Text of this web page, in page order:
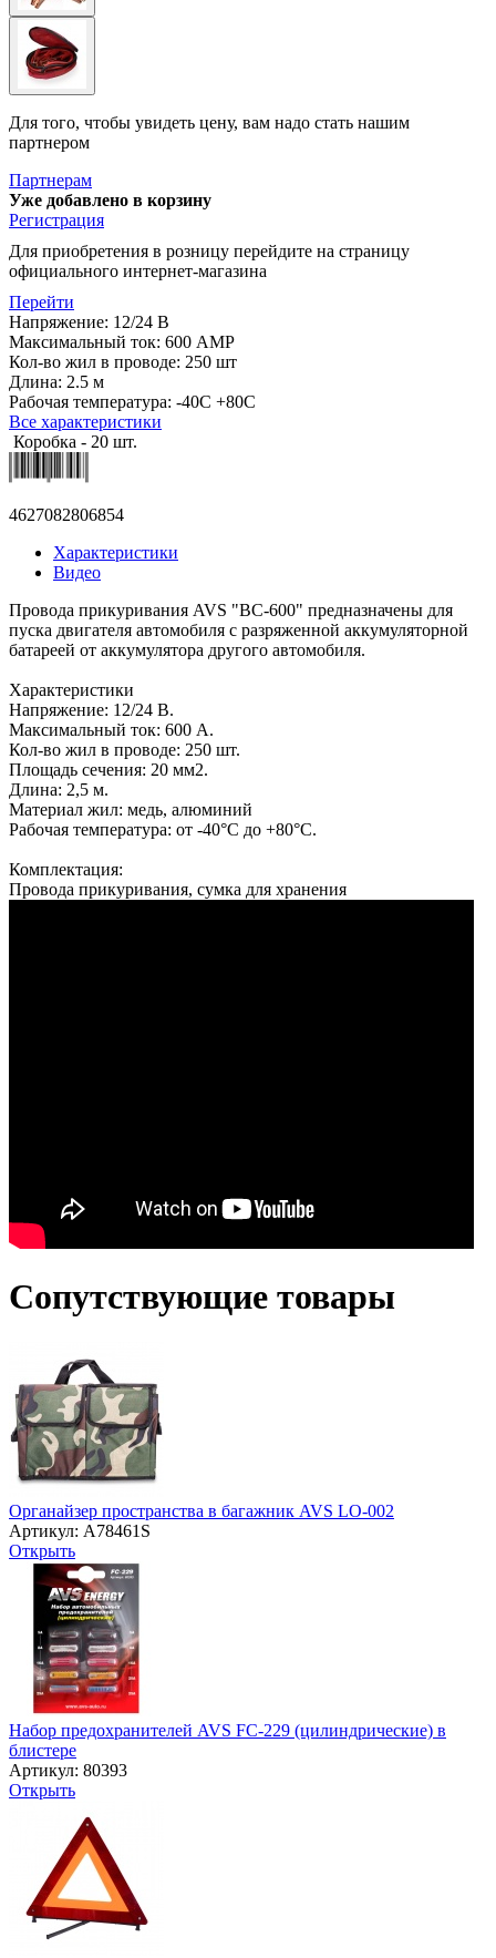
Для того, чтобы увидеть цену, вам надо стать нашим
партнером
Партнерам
Уже добавлено в корзину
Регистрация
Для приобретения в розницу перейдите на страницу
официального интернет-магазина
Перейти
Напряжение: 12/24 В
Максимальный ток: 600 AMP
Кол-во жил в проводе: 250 шт
Длина: 2.5 м
Рабочая температура: -40С +80С
Все характеристики
Коробка - 20 шт.
4627082806854
Характеристики
Видео
Провода прикуривания AVS "BC-600" предназначены для
пуска двигателя автомобиля с разряженной аккумуляторной
батареей от аккумулятора другого автомобиля.
Характеристики
Напряжение: 12/24 В.
Максимальный ток: 600 A.
Кол-во жил в проводе: 250 шт.
Площадь сечения: 20 мм2.
Длина: 2,5 м.
Материал жил: медь, алюминий
Рабочая температура: от -40°C до +80°C.
Комплектация:
Провода прикуривания, сумка для хранения
Сопутствующие товары
Органайзер пространства в багажник AVS LO-002
Артикул: A78461S
Открыть
Набор предохранителей AVS FC-229 (цилиндрические) в
блистере
Артикул: 80393
Открыть